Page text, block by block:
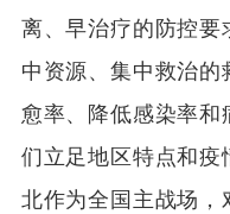
离、早治疗的防控
中资源、集中救治
愈率、降低感染率
们立足地区特点和
北作为全国主战场